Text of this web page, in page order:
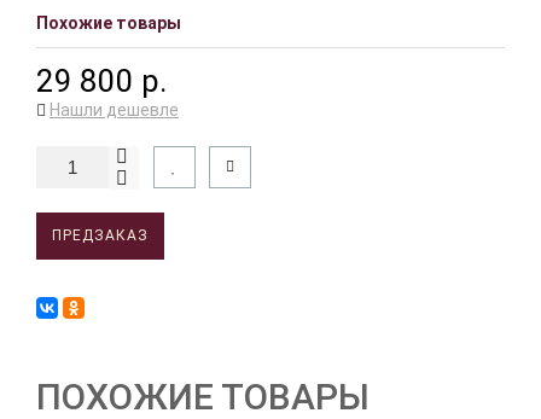
Похожие товары
29 800 р.
Нашли дешевле
ПРЕДЗАКАЗ
ПОХОЖИЕ ТОВАРЫ